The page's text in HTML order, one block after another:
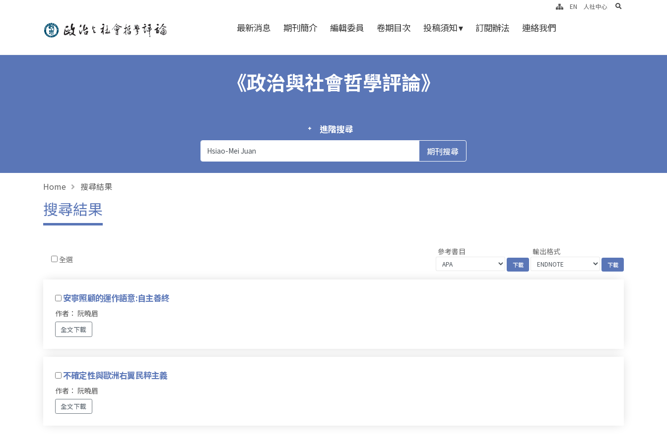
政治與社會哲學評論 最新消息 期刊簡介 編輯委員 卷期目次 投稿須知 ▾ 訂閱辦法 連絡我們
EN 人社中心 search
《政治與社會哲學評論》
進階搜尋
Home 搜尋結果
搜尋結果
全選
參考書目 輸出格式
安寧照顧的運作語意:自主善終
作者： 阮曉眉
全文下載
不確定性與歐洲右翼民粹主義
作者： 阮曉眉
全文下載